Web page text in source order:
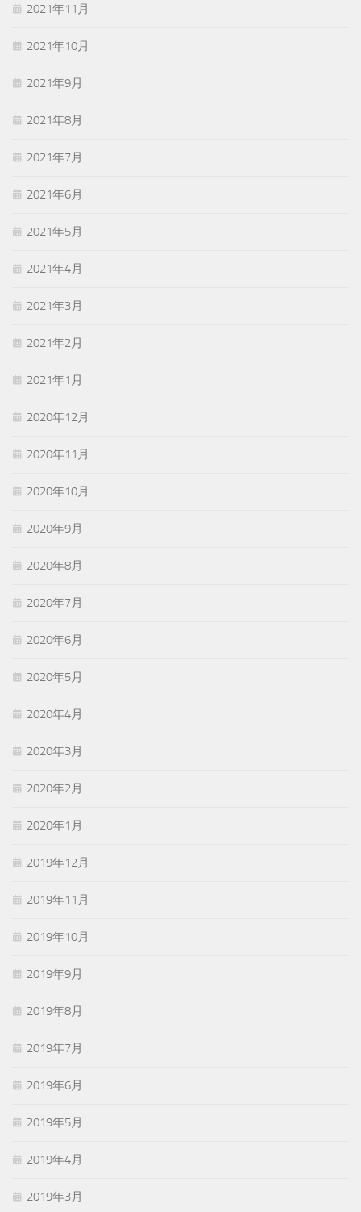
2021年11月
2021年10月
2021年9月
2021年8月
2021年7月
2021年6月
2021年5月
2021年4月
2021年3月
2021年2月
2021年1月
2020年12月
2020年11月
2020年10月
2020年9月
2020年8月
2020年7月
2020年6月
2020年5月
2020年4月
2020年3月
2020年2月
2020年1月
2019年12月
2019年11月
2019年10月
2019年9月
2019年8月
2019年7月
2019年6月
2019年5月
2019年4月
2019年3月